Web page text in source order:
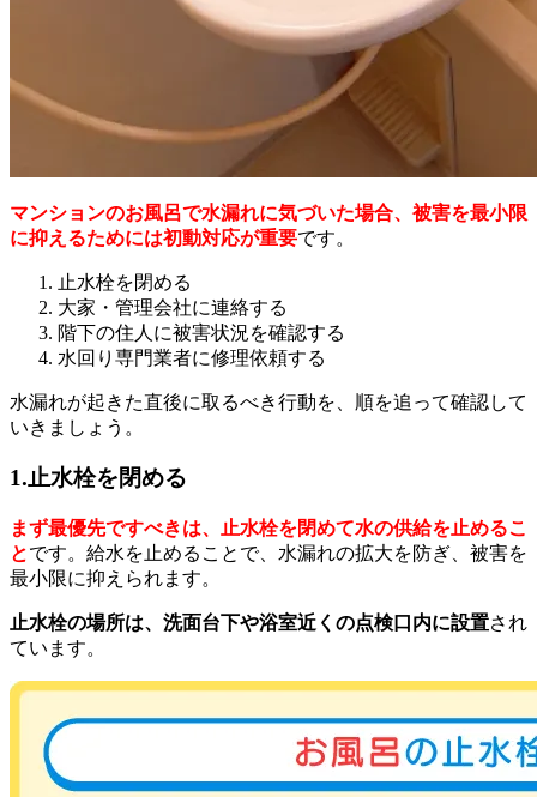
マンションのお風呂で水漏れに気づいた場合、被害を最小限
に抑えるためには初動対応が重要です。
止水栓を閉める
大家・管理会社に連絡する
階下の住人に被害状況を確認する
水回り専門業者に修理依頼する
水漏れが起きた直後に取るべき行動を、順を追って確認して
いきましょう。
1.止水栓を閉める
まず最優先ですべきは、止水栓を閉めて水の供給を止めるこ
とです。給水を止めることで、水漏れの拡大を防ぎ、被害を
最小限に抑えられます。
止水栓の場所は、洗面台下や浴室近くの点検口内に設置され
ています。